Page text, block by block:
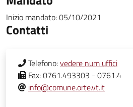
Inizio mandato:05/10/2021
Contatti
Telefono:vedere num uffici
Fax:0761.493303 - 0761.4
info@comune.orte.vt.it